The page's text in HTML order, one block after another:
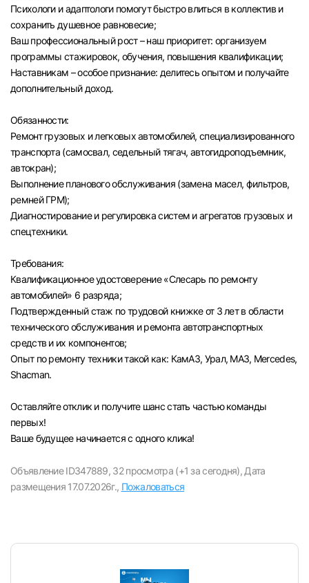
Вход в личный кабинет
вакансии с контактами и оставлять отклики
E-mail или Телефон
Психологи и адаптологи помогут быстро влиться в коллектив и
сохранить душевное равновесие;
Ваш профессиональный рост – наш приоритет: организуем
программы стажировок, обучения, повышения квалификации;
Наставникам – особое признание: делитесь опытом и получайте
дополнительный доход.
Обязанности:
Ремонт грузовых и легковых автомобилей, специализированного
транспорта (самосвал, седельный тягач, автогидроподъемник,
автокран);
Выполнение планового обслуживания (замена масел, фильтров,
ремней ГРМ);
Диагностирование и регулировка систем и агрегатов грузовых и
спецтехники.
Требования:
Квалификационное удостоверение «Слесарь по ремонту
автомобилей» 6 разряда;
Подтвержденный стаж по трудовой книжке от 3 лет в области
технического обслуживания и ремонта автотранспортных
средств и их компонентов;
Опыт по ремонту техники такой как: КамАЗ, Урал, МАЗ, Mercedes,
Shacman.
Оставляйте отклик и получите шанс стать частью команды
первых!
Ваше будущее начинается с одного клика!
Объявление ID347889, 32 просмотра (+1 за сегодня), Дата
размещения 17.07.2026г., Пожаловаться